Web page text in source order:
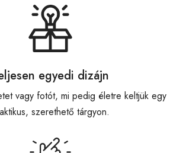
egyedi dizájn
vagy fotót, mi pedig életre keltjük egy
szerethető tárgyon.